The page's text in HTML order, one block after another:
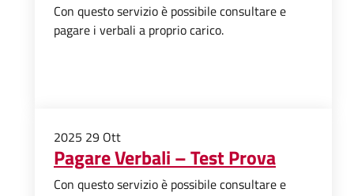
Con questo servizio è possibile consultare e
pagare i verbali a proprio carico.
2025 29 Ott
Pagare Verbali – Test Prova
Con questo servizio è possibile consultare e